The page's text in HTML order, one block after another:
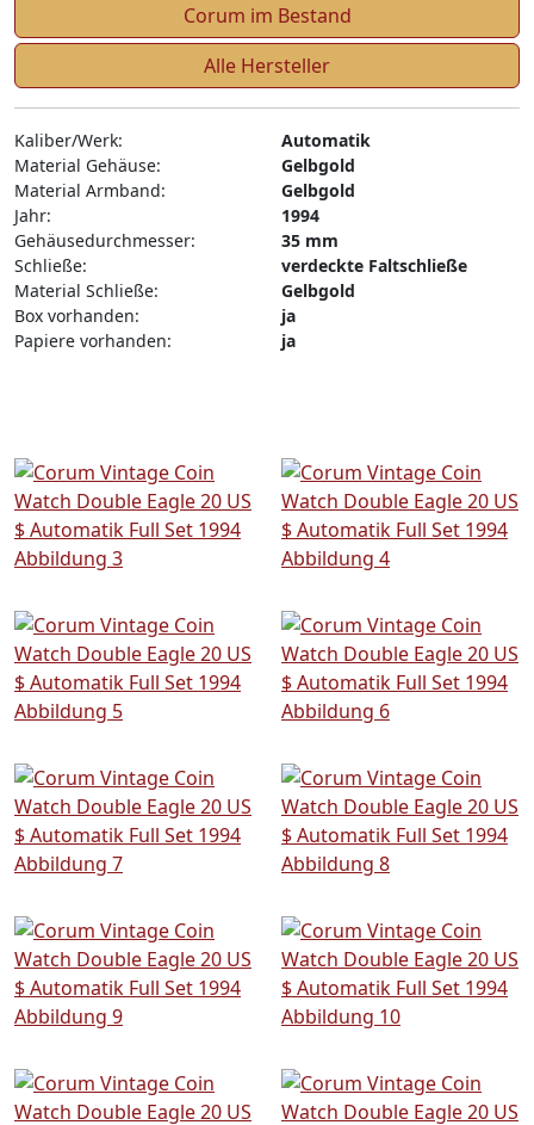
Corum im Bestand
Alle Hersteller
Kaliber/Werk:
Automatik
Material Gehäuse:
Gelbgold
Material Armband:
Gelbgold
Jahr:
1994
Gehäusedurchmesser:
35 mm
Schließe:
verdeckte Faltschließe
Material Schließe:
Gelbgold
Box vorhanden:
ja
Papiere vorhanden:
ja